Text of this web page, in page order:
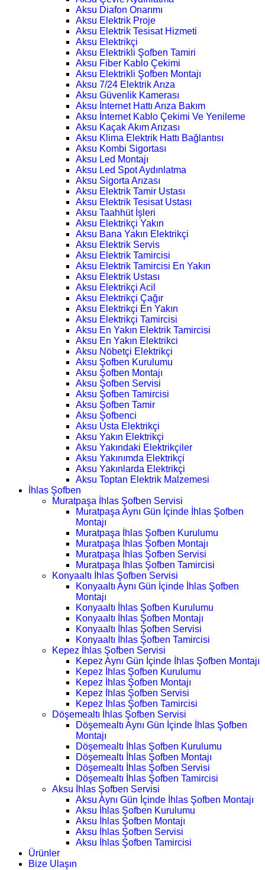
Aksu Diafon Onarımı
Aksu Elektrik Proje
Aksu Elektrik Tesisat Hizmeti
Aksu Elektrikçi
Aksu Elektrikli Şofben Tamiri
Aksu Fiber Kablo Çekimi
Aksu Elektrikli Şofben Montajı
Aksu 7/24 Elektrik Arıza
Aksu Güvenlik Kamerası
Aksu İnternet Hattı Arıza Bakım
Aksu İnternet Kablo Çekimi Ve Yenileme
Aksu Kaçak Akım Arızası
Aksu Klima Elektrik Hattı Bağlantısı
Aksu Kombi Sigortası
Aksu Led Montajı
Aksu Led Spot Aydınlatma
Aksu Sigorta Arızası
Aksu Elektrik Tamir Ustası
Aksu Elektrik Tesisat Ustası
Aksu Taahhüt İşleri
Aksu Elektrikçi Yakın
Aksu Bana Yakın Elektrikçi
Aksu Elektrik Servis
Aksu Elektrik Tamircisi
Aksu Elektrik Tamircisi En Yakın
Aksu Elektrik Ustası
Aksu Elektrikçi Acil
Aksu Elektrikçi Çağır
Aksu Elektrikçi En Yakın
Aksu Elektrikçi Tamircisi
Aksu En Yakın Elektrik Tamircisi
Aksu En Yakın Elektrikci
Aksu Nöbetçi Elektrikçi
Aksu Şofben Kurulumu
Aksu Şofben Montajı
Aksu Şofben Servisi
Aksu Şofben Tamircisi
Aksu Şofben Tamir
Aksu Şofbenci
Aksu Usta Elektrikçi
Aksu Yakın Elektrikçi
Aksu Yakındaki Elektrikçiler
Aksu Yakınımda Elektrikçi
Aksu Yakınlarda Elektrikçi
Aksu Toptan Elektrik Malzemesi
İhlas Şofben
Muratpaşa İhlas Şofben Servisi
Muratpaşa Aynı Gün İçinde İhlas Şofben
Montajı
Muratpaşa İhlas Şofben Kurulumu
Muratpaşa İhlas Şofben Montajı
Muratpaşa İhlas Şofben Servisi
Muratpaşa İhlas Şofben Tamircisi
Konyaaltı İhlas Şofben Servisi
Konyaaltı Aynı Gün İçinde İhlas Şofben
Montajı
Konyaaltı İhlas Şofben Kurulumu
Konyaaltı İhlas Şofben Montajı
Konyaaltı İhlas Şofben Servisi
Konyaaltı İhlas Şofben Tamircisi
Kepez İhlas Şofben Servisi
Kepez Aynı Gün İçinde İhlas Şofben Montajı
Kepez İhlas Şofben Kurulumu
Kepez İhlas Şofben Montajı
Kepez İhlas Şofben Servisi
Kepez İhlas Şofben Tamircisi
Döşemealtı İhlas Şofben Servisi
Döşemealtı Aynı Gün İçinde İhlas Şofben
Montajı
Döşemealtı İhlas Şofben Kurulumu
Döşemealtı İhlas Şofben Montajı
Döşemealtı İhlas Şofben Servisi
Döşemealtı İhlas Şofben Tamircisi
Aksu İhlas Şofben Servisi
Aksu Aynı Gün İçinde İhlas Şofben Montajı
Aksu İhlas Şofben Kurulumu
Aksu İhlas Şofben Montajı
Aksu İhlas Şofben Servisi
Aksu İhlas Şofben Tamircisi
Ürünler
Bize Ulaşın